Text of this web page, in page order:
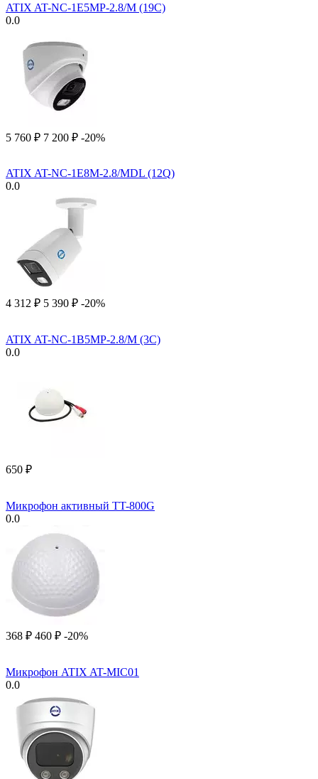
ATIX AT-NC-1E5MP-2.8/M (19C)
0.0
5 760 ₽ 7 200 ₽ -20%
ATIX AT-NC-1E8M-2.8/MDL (12Q)
0.0
4 312 ₽ 5 390 ₽ -20%
ATIX AT-NC-1B5MP-2.8/M (3C)
0.0
‍650‍ ₽
Микрофон активный TT-800G
0.0
‍368‍ ₽ ‍460‍ ₽ -20%
Микрофон ATIX AT-MIC01
0.0